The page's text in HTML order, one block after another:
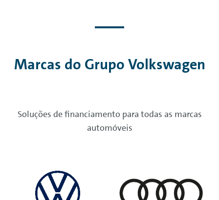
Marcas do Grupo Volkswagen
Soluções de financiamento para todas as marcas
automóveis